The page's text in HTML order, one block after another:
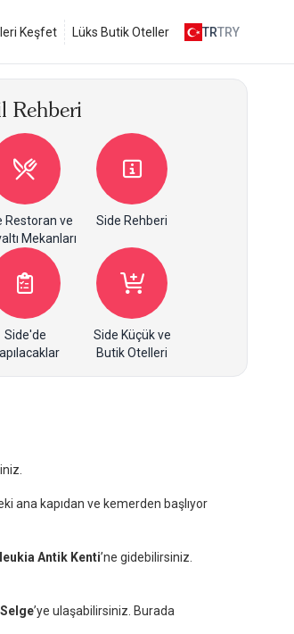
Keşfet Lüks Butik Oteller TRTRY
Rehberi
Restoran ve
Mekanları
Side Rehberi
Side'de
Side Küçük ve
Butik Otelleri
ana kapıdan ve kemerden başlıyor
Antik Kenti’ne gidebilirsiniz.
Selge’ye ulaşabilirsiniz. Burada